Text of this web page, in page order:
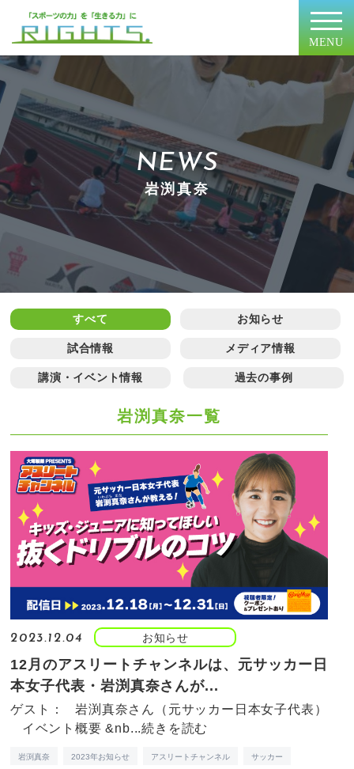
MENU
NEWS
岩渕真奈
すべて お知らせ
試合情報 メディア情報
講演・イベント情報 過去の事例
岩渕真奈一覧
2023.12.04 お知らせ
12月のアスリートチャンネルは、元サッカー日
本女子代表・岩渕真奈さんが...
ゲスト： 岩渕真奈さん（元サッカー日本女子代表）
イベント概要 &nb...続きを読む
岩渕真奈 2023年お知らせ アスリートチャンネル サッカー